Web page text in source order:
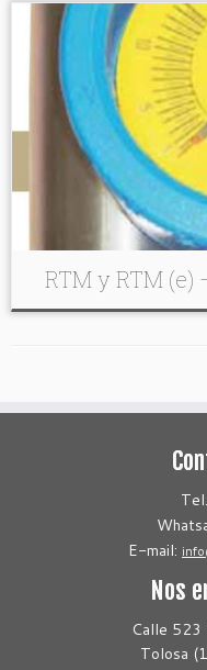
RTM y RTM
E-mail:
Nos
Calle
Tolosa